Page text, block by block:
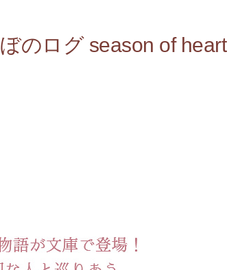
のログ season of heart